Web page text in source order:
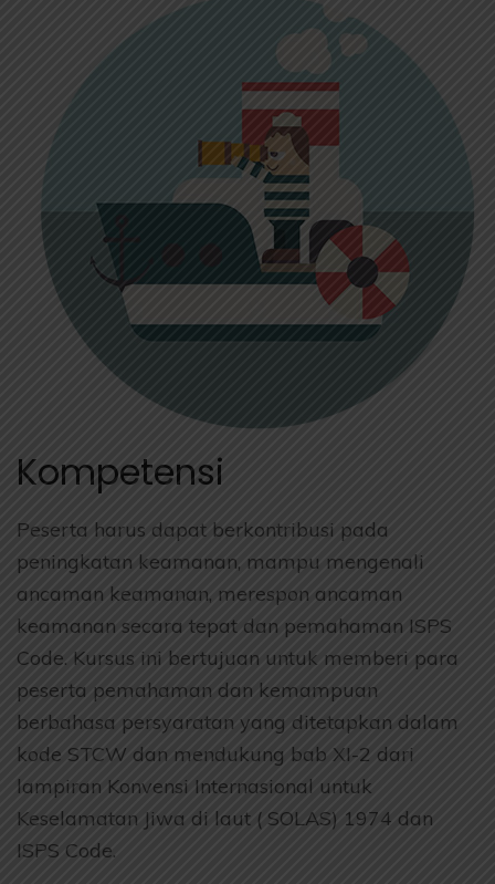
Kompetensi
Peserta harus dapat berkontribusi pada
peningkatan keamanan, mampu mengenali
ancaman keamanan, merespon ancaman
keamanan secara tepat dan pemahaman ISPS
Code. Kursus ini bertujuan untuk memberi para
peserta pemahaman dan kemampuan
berbahasa persyaratan yang ditetapkan dalam
kode STCW dan mendukung bab XI-2 dari
lampiran Konvensi Internasional untuk
Keselamatan Jiwa di laut ( SOLAS) 1974 dan
ISPS Code.